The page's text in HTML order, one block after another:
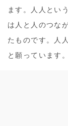
ます。人人とい
は人と人のつな
たものです。人
と願っています。